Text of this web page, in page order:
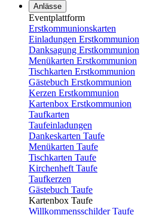
Anlässe
Eventplattform
Erstkommunionskarten
Einladungen Erstkommunion
Danksagung Erstkommunion
Menükarten Erstkommunion
Tischkarten Erstkommunion
Gästebuch Erstkommunion
Kerzen Erstkommunion
Kartenbox Erstkommunion
Taufkarten
Taufeinladungen
Dankeskarten Taufe
Menükarten Taufe
Tischkarten Taufe
Kirchenheft Taufe
Taufkerzen
Gästebuch Taufe
Kartenbox Taufe
Willkommensschilder Taufe